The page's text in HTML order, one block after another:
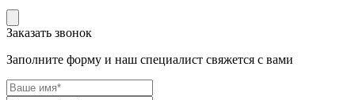
Заказать звонок
Заполните форму и наш специалист свяжется с вами